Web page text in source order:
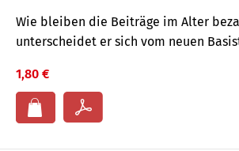
Wie bleiben die Beiträge im Alter
unterscheidet er sich vom neuen
1,80 €